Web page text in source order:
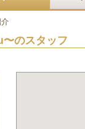
のスタッフ